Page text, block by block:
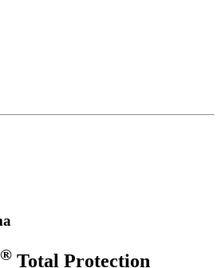
®Total Protection